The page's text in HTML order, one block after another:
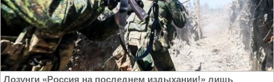
Лозунги «Россия на последнем издыхании!» лишь